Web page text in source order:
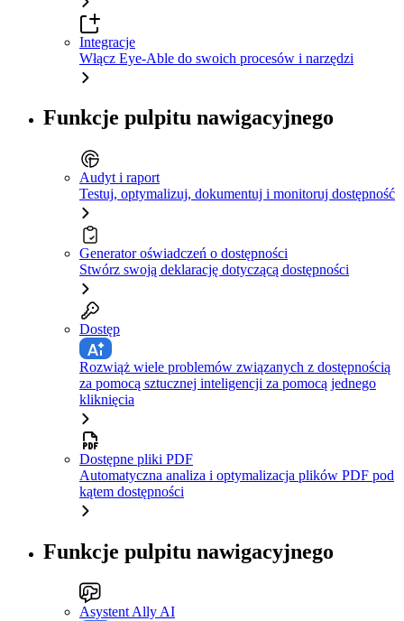
Integracje
Włącz Eye-Able do swoich procesów i narzędzi
Funkcje pulpitu nawigacyjnego
Audyt i raport
Testuj, optymalizuj, dokumentuj i monitoruj dostępność
Generator oświadczeń o dostępności
Stwórz swoją deklarację dotyczącą dostępności
Dostęp
Rozwiąż wiele problemów związanych z dostępnością
za pomocą sztucznej inteligencji za pomocą jednego
kliknięcia
Dostępne pliki PDF
Automatyczna analiza i optymalizacja plików PDF pod
kątem dostępności
Funkcje pulpitu nawigacyjnego
Asystent Ally AI